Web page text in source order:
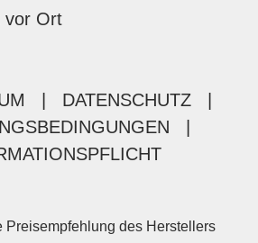
vor Ort
DATENSCHUTZ
Preisempfehlung des Herstellers